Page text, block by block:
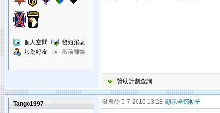
個人空間
發短消息
加為好友
當前離線
贊助計劃查詢
Tango1997
發表於 5-7-2016 13:28 顯示全部帖子